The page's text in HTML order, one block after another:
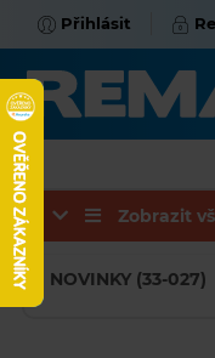
Přihlásit
Zobrazit
NOVINKY (33-027)